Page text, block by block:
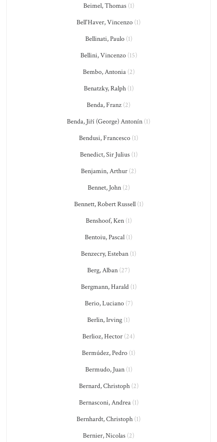
Beimel, Thomas(1)
Bell'Haver, Vincenzo (1)
Bellinati, Paulo(1)
Bellini, Vincenzo(15)
Bembo, Antonia(2)
Benatzky, Ralph(1)
Benda, Franz (2)
Benda, Jiří (George) Antonín (1)
Bendusi, Francesco (1)
Benedict, Sir Julius(1)
Benjamin, Arthur (2)
Bennet, John(2)
Bennett, Robert Russell(1)
Benshoof, Ken(1)
Bentoiu, Pascal (1)
Benzecry, Esteban (1)
Berg, Alban (27)
Bergmann, Harald(1)
Berio, Luciano(7)
Berlin, Irving (1)
Berlioz, Hector (24)
Bermúdez, Pedro (1)
Bermudo, Juan(1)
Bernard, Christoph(2)
Bernasconi, Andrea(1)
Bernhardt, Christoph (1)
Bernier, Nicolas (2)